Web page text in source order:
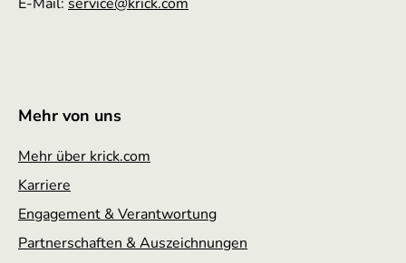
Mehr von uns
Mehr über krick.com
Karriere
Engagement & Verantwortung
Partnerschaften & Auszeichnungen